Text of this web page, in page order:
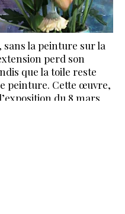
sans la peinture sur la
perd son
que la toile reste
peinture. Cette œuvre,
du 8 mars